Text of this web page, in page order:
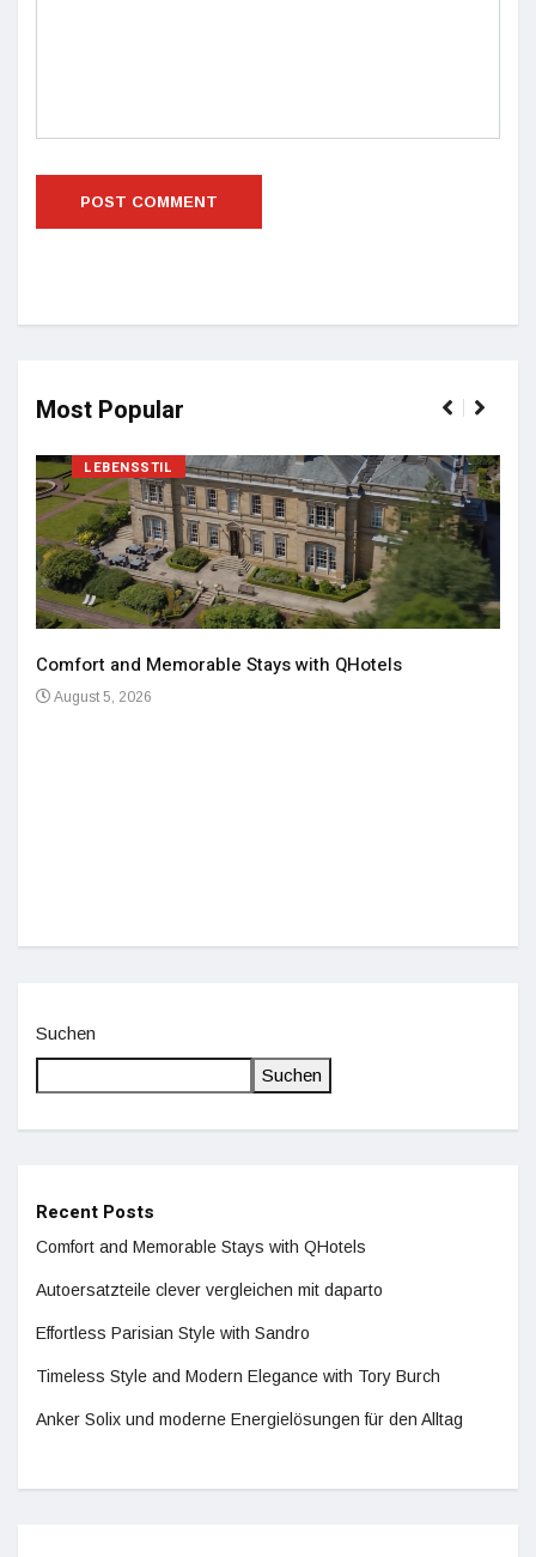
Most Popular
LEBENSSTIL
Comfort and Memorable Stays with QHotels
August 5, 2026
Suchen
Suchen
Recent Posts
Comfort and Memorable Stays with QHotels
Autoersatzteile clever vergleichen mit daparto
Effortless Parisian Style with Sandro
Timeless Style and Modern Elegance with Tory Burch
Anker Solix und moderne Energielösungen für den Alltag